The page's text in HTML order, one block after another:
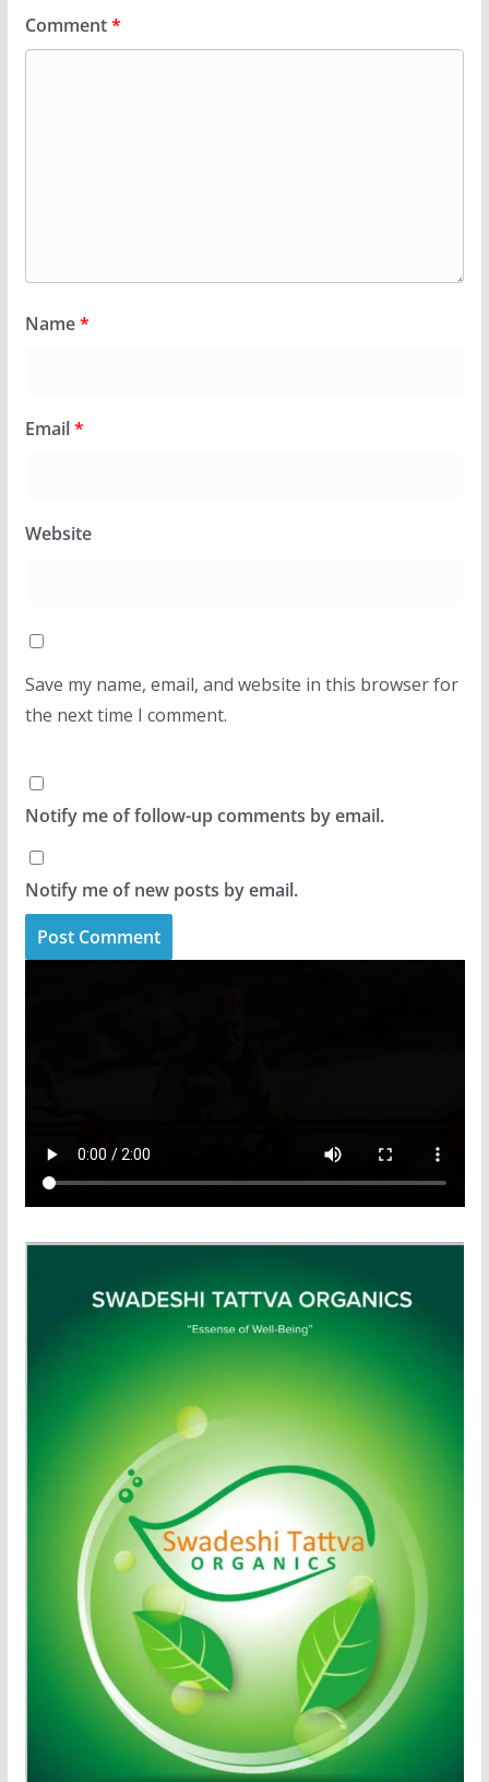
Comment*
Name*
Email*
Website
Save my name, email, and website in this browser for
the next time I comment.
Notify me of follow-up comments by email.
Notify me of new posts by email.